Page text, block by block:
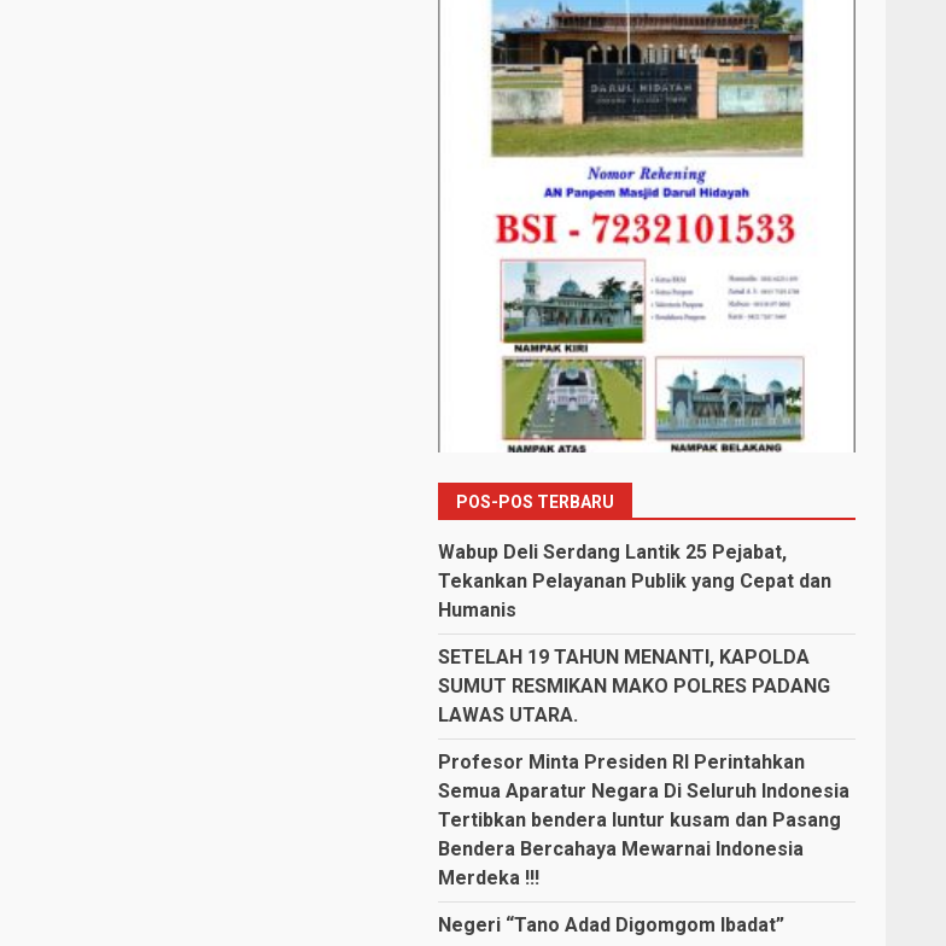
POS-POS TERBARU
Wabup Deli Serdang Lantik 25 Pejabat,
Tekankan Pelayanan Publik yang Cepat dan
Humanis
SETELAH 19 TAHUN MENANTI, KAPOLDA
SUMUT RESMIKAN MAKO POLRES PADANG
LAWAS UTARA.
Profesor Minta Presiden RI Perintahkan
Semua Aparatur Negara Di Seluruh Indonesia
Tertibkan bendera luntur kusam dan Pasang
Bendera Bercahaya Mewarnai Indonesia
Merdeka !!!
Negeri “Tano Adad Digomgom Ibadat”